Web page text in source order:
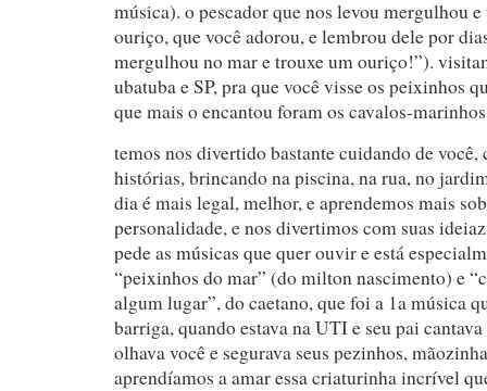
música). o pescador que nos levou mergulhou
ouriço, que você adorou, e lembrou dele por
mergulhou no mar e trouxe um ouriço!”).
ubatuba e SP, pra que você visse os peixinhos
que mais o encantou foram os cavalos-
temos nos divertido bastante cuidando de você,
histórias, brincando na piscina, na rua, no
dia é mais legal, melhor, e aprendemos mais
personalidade, e nos divertimos com suas
pede as músicas que quer ouvir e está
“peixinhos do mar” (do milton nascimento) e
algum lugar”, do caetano, que foi a 1a música
barriga, quando estava na UTI e seu pai
olhava você e segurava seus pezinhos,
aprendíamos a amar essa criaturinha incrível